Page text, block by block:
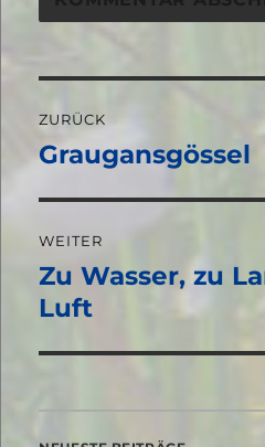
ZURÜCK
Vorheriger
Graugansgössel
WEITER
Nächster
Beitrag:
Zu Wasser, zu
Luft